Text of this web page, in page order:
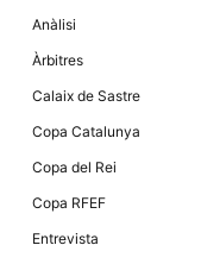
Anàlisi
Àrbitres
Calaix de Sastre
Copa Catalunya
Copa del Rei
Copa RFEF
Entrevista